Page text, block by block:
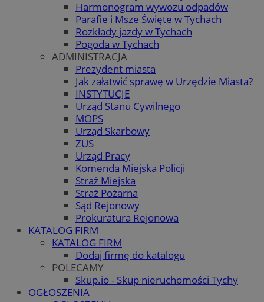
Harmonogram wywozu odpadów
Parafie i Msze Święte w Tychach
Rozkłady jazdy w Tychach
Pogoda w Tychach
ADMINISTRACJA
Prezydent miasta
Jak załatwić sprawę w Urzędzie Miasta?
INSTYTUCJE
Urząd Stanu Cywilnego
MOPS
Urząd Skarbowy
ZUS
Urząd Pracy
Komenda Miejska Policji
Straż Miejska
Straż Pożarna
Sąd Rejonowy
Prokuratura Rejonowa
KATALOG FIRM
KATALOG FIRM
Dodaj firmę do katalogu
POLECAMY
Skup.io - Skup nieruchomości Tychy
OGŁOSZENIA